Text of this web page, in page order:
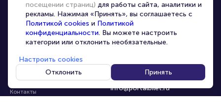
Организаторам
Корпоративным клиентам
VIP-билеты
Персональные данные
О компании
Контакты
8-800-500-42-62
8-499-226-15-14
info@portalbilet.ru
С 10:00 до 21:00,
посещении страниц) для работы сайта, аналитики и
рекламы. Нажимая «Принять», вы соглашаетесь с
Политикой cookies и Политикой
конфиденциальности. Вы можете настроить
категории или отклонить необязательные.
Настроить cookies
Отклонить
Принять